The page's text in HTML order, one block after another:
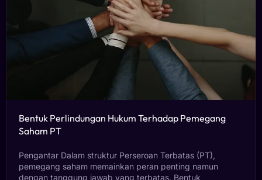
Bentuk Perlindungan Hukum Terhadap Pemegang
Saham PT
Pengantar Dalam struktur Perseroan Terbatas (PT),
pemegang saham memainkan peran penting namun
dengan tanggung jawab yang terbatas. Bentuk